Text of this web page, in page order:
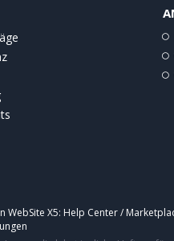
WebSite X5: Help Center /